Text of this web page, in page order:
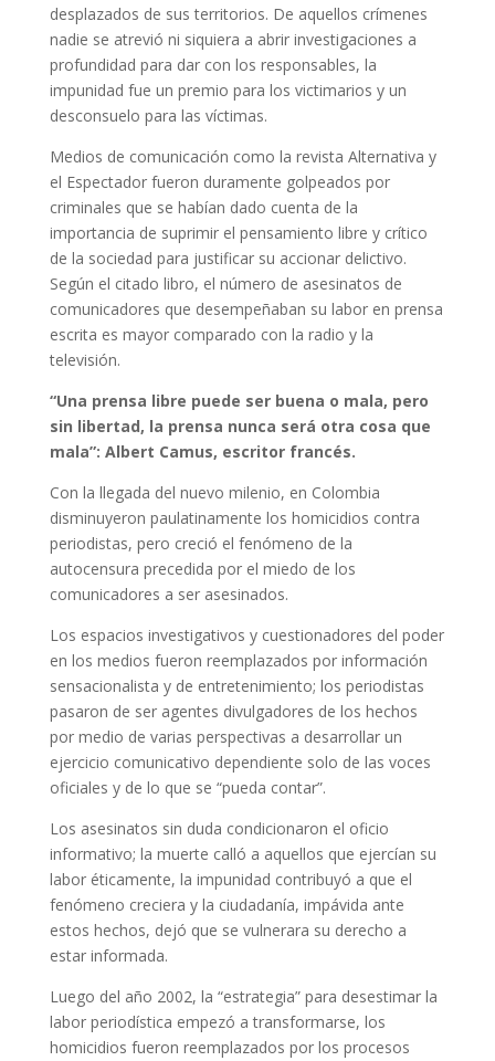
desplazados de sus territorios. De aquellos crímenes
nadie se atrevió ni siquiera a abrir investigaciones a
profundidad para dar con los responsables, la
impunidad fue un premio para los victimarios y un
desconsuelo para las víctimas.
Medios de comunicación como la revista Alternativa y
el Espectador fueron duramente golpeados por
criminales que se habían dado cuenta de la
importancia de suprimir el pensamiento libre y crítico
de la sociedad para justificar su accionar delictivo.
Según el citado libro, el número de asesinatos de
comunicadores que desempeñaban su labor en prensa
escrita es mayor comparado con la radio y la
televisión.
“Una prensa libre puede ser buena o mala, pero
sin libertad, la prensa nunca será otra cosa que
mala”: Albert Camus, escritor francés.
Con la llegada del nuevo milenio, en Colombia
disminuyeron paulatinamente los homicidios contra
periodistas, pero creció el fenómeno de la
autocensura precedida por el miedo de los
comunicadores a ser asesinados.
Los espacios investigativos y cuestionadores del poder
en los medios fueron reemplazados por información
sensacionalista y de entretenimiento; los periodistas
pasaron de ser agentes divulgadores de los hechos
por medio de varias perspectivas a desarrollar un
ejercicio comunicativo dependiente solo de las voces
oficiales y de lo que se “pueda contar”.
Los asesinatos sin duda condicionaron el oficio
informativo; la muerte calló a aquellos que ejercían su
labor éticamente, la impunidad contribuyó a que el
fenómeno creciera y la ciudadanía, impávida ante
estos hechos, dejó que se vulnerara su derecho a
estar informada.
Luego del año 2002, la “estrategia” para desestimar la
labor periodística empezó a transformarse, los
homicidios fueron reemplazados por los procesos